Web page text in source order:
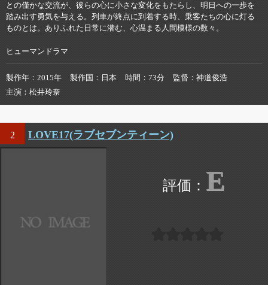
との僅かな交流が、彼らの心に小さな変化をもたらし、明日への一歩を
踏み出す勇気を与える。列車が終点に到着する時、乗客たちの心に灯る
ものとは。ありふれた日常に潜む、心温まる人間模様の数々。
ヒューマンドラマ
製作年 2015年 製作国 日本 時間 73分 監督
神道俊浩
主演
松井玲奈
2 LOVE17(ラブセブンティーン)
E